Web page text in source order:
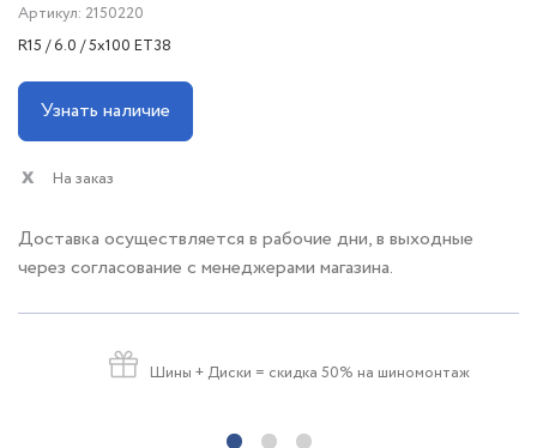
Артикул: 2150220
R15 / 6.0 / 5x100 ET38
Узнать наличие
На заказ
Доставка осуществляется в рабочие дни, в выходные
через согласование с менеджерами магазина.
Шины + Диски = скидка 50% на шиномонтаж